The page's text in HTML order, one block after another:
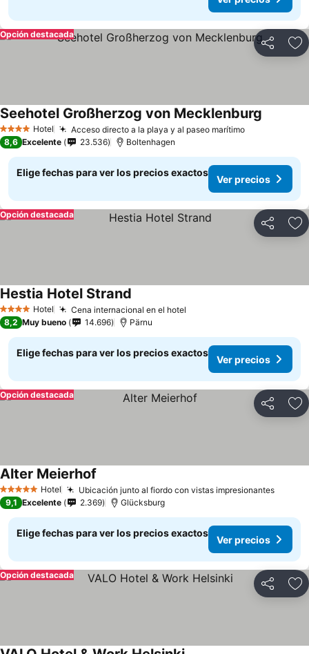
Compartir
Opción destacada
4 EstrellasHotel Acceso directo a la playa y al paseo marítimo
Seehotel Großherzog von Mecklenburg
8,6 Excelente 23.536 Boltenhagen
Elige fechas para ver los precios exactos
Ver precios
Compartir
Opción destacada
4 EstrellasHotel Cena internacional en el hotel
Hestia Hotel Strand
8,2 Muy bueno 14.696 Pärnu
Elige fechas para ver los precios exactos
Ver precios
Compartir
Opción destacada
5 Estrellas Hotel Ubicación junto al fiordo con vistas impresionantes
Alter Meierhof
9,1 Excelente 2.369 Glücksburg
Elige fechas para ver los precios exactos
Ver precios
Compartir
Opción destacada